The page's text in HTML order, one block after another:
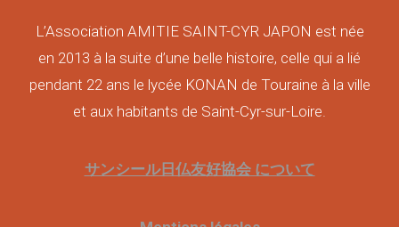
L’Association AMITIE SAINT-CYR JAPON est née
en 2013 à la suite d’une belle histoire, celle qui a lié
pendant 22 ans le lycée KONAN de Touraine à la ville
et aux habitants de Saint-Cyr-sur-Loire.
サンシール日仏友好協会 について